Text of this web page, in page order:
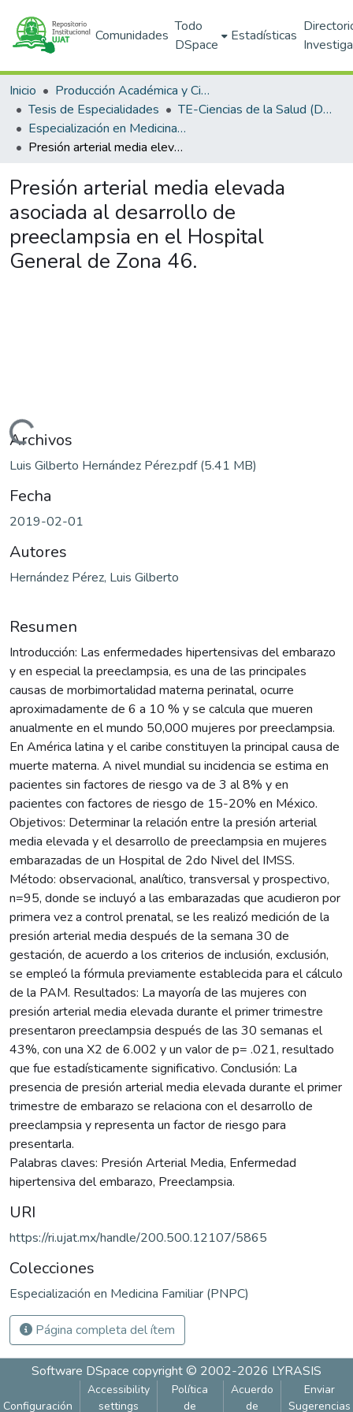
Comunidades
Todo
DSpace
Estadísticas
Inicio
Producción Académica y Científica
Tesis de Especialidades
TE-Ciencias de la Salud (DACS)
Especialización en Medicina Familiar (PNPC)
Presión arterial media elevada asociada al desarrollo de preeclampsia en el Hospital General de Zona 46.
Presión arterial media elevada
asociada al desarrollo de
preeclampsia en el Hospital
General de Zona 46.
Cargando...
Archivos
Luis Gilberto Hernández Pérez.pdf(5.41 MB)
Fecha
2019-02-01
Autores
Hernández Pérez, Luis Gilberto
Resumen
Introducción: Las enfermedades hipertensivas del embarazo
y en especial la preeclampsia, es una de las principales
causas de morbimortalidad materna perinatal, ocurre
aproximadamente de 6 a 10 % y se calcula que mueren
anualmente en el mundo 50,000 mujeres por preeclampsia.
En América latina y el caribe constituyen la principal causa de
muerte materna. A nivel mundial su incidencia se estima en
pacientes sin factores de riesgo va de 3 al 8% y en
pacientes con factores de riesgo de 15-20% en México.
Objetivos: Determinar la relación entre la presión arterial
media elevada y el desarrollo de preeclampsia en mujeres
embarazadas de un Hospital de 2do Nivel del IMSS.
Método: observacional, analítico, transversal y prospectivo,
n=95, donde se incluyó a las embarazadas que acudieron por
primera vez a control prenatal, se les realizó medición de la
presión arterial media después de la semana 30 de
gestación, de acuerdo a los criterios de inclusión, exclusión,
se empleó la fórmula previamente establecida para el cálculo
de la PAM. Resultados: La mayoría de las mujeres con
presión arterial media elevada durante el primer trimestre
presentaron preeclampsia después de las 30 semanas el
43%, con una X2 de 6.002 y un valor de p= .021, resultado
que fue estadísticamente significativo. Conclusión: La
presencia de presión arterial media elevada durante el primer
trimestre de embarazo se relaciona con el desarrollo de
preeclampsia y representa un factor de riesgo para
presentarla.
Palabras claves: Presión Arterial Media, Enfermedad
hipertensiva del embarazo, Preeclampsia.
URI
https://ri.ujat.mx/handle/200.500.12107/5865
Colecciones
Especialización en Medicina Familiar (PNPC)
Página completa del ítem
Software DSpace copyright © 2002-2026 LYRASIS
Configuración
Accessibility
settings
Política
de
Acuerdo
de
Enviar
Sugerencias